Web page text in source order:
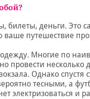
билеты, деньги. Это
ваше путешествие
Многие по
провести несколько
Однако спустя
тесными, а
электризоваться и